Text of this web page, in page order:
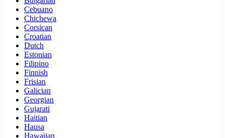
Cebuano
Chichewa
Corsican
Croatian
Dutch
Estonian
Filipino
Finnish
Frisian
Galician
Georgian
Gujarati
Haitian
Hausa
Hawaiian